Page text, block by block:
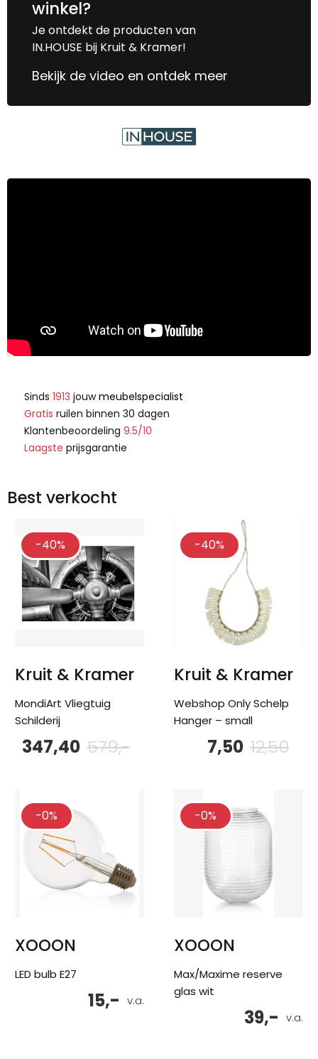
winkel?
Je ontdekt de producten van
IN.HOUSE bij Kruit & Kramer!
Bekijk de video en ontdek meer
Sinds 1913 jouwmeubelspecialist
Gratis ruilen binnen 30 dagen
Klantenbeoordeling 9.5/10
Laagste prijsgarantie
Best verkocht
-40%
Kruit & Kramer
MondiArt Vliegtuig
Schilderij
579,- Oorspronkelijke
347,40
-40%
Kruit & Kramer
Webshop Only Schelp
Hanger – small
12,50
7,50
-0%
XOOON
LED bulb E27
v.a.
15,-
-0%
XOOON
Max/Maxime reserve
glas wit
v.a.
39,-